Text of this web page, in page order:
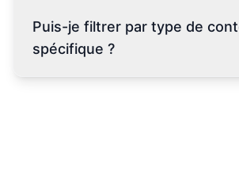
Puis-je filtrer par type de
spécifique ?